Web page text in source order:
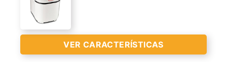
para bebés, yogur, crema
/ queso, postres, arroz /
cereales, risotto, pasta,
fermento de pan y
recalentar
VER CARACTERÍSTICAS